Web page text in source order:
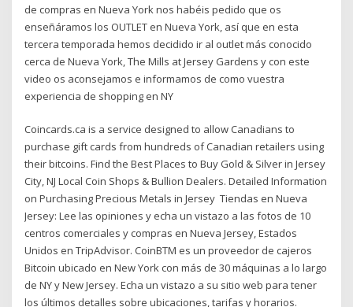
de compras en Nueva York nos habéis pedido que os
enseñáramos los OUTLET en Nueva York, así que en esta
tercera temporada hemos decidido ir al outlet más conocido
cerca de Nueva York, The Mills at Jersey Gardens y con este
video os aconsejamos e informamos de como vuestra
experiencia de shopping en NY
Coincards.ca is a service designed to allow Canadians to
purchase gift cards from hundreds of Canadian retailers using
their bitcoins. Find the Best Places to Buy Gold & Silver in Jersey
City, NJ Local Coin Shops & Bullion Dealers. Detailed Information
on Purchasing Precious Metals in Jersey Tiendas en Nueva
Jersey: Lee las opiniones y echa un vistazo a las fotos de 10
centros comerciales y compras en Nueva Jersey, Estados
Unidos en TripAdvisor. CoinBTM es un proveedor de cajeros
Bitcoin ubicado en New York con más de 30 máquinas a lo largo
de NY y New Jersey. Echa un vistazo a su sitio web para tener
los últimos detalles sobre ubicaciones, tarifas y horarios.